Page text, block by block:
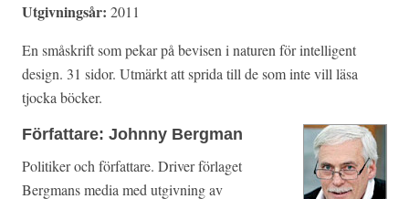
Utgivningsår: 2011
En småskrift som pekar på bevisen i naturen för intelligent
design. 31 sidor. Utmärkt att sprida till de som inte vill läsa
tjocka böcker.
Författare: Johnny Bergman
Politiker och författare. Driver förlaget
Bergmans media med utgivning av